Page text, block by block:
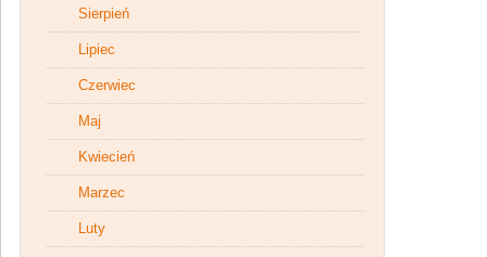
Sierpień
Lipiec
Czerwiec
Maj
Kwiecień
Marzec
Luty